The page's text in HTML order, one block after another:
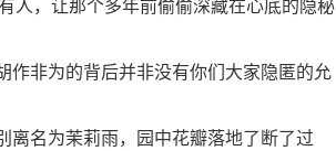
作非为的背后并非没有你们大家隐匿的允
离名为茉莉雨，园中花瓣落地了断了过